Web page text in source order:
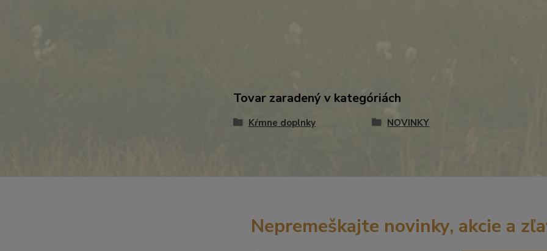
Tovar zaradený v kategóriách
Kŕmne doplnky NOVINKY
Nepremeškajte novinky, akcie a